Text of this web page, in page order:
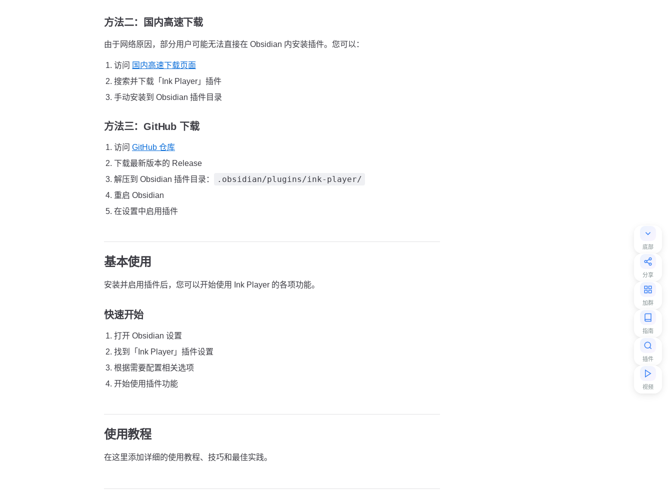
底部
分享
加群
指南
插件
视频
方法二：国内高速下载
由于网络原因，部分用户可能无法直接在 Obsidian 内安装插件。您可以：
访问 国内高速下载页面
搜索并下载「Ink Player」插件
手动安装到 Obsidian 插件目录
方法三：GitHub 下载
访问 GitHub 仓库
下载最新版本的 Release
解压到 Obsidian 插件目录：
.obsidian/plugins/ink-player/
重启 Obsidian
在设置中启用插件
基本使用
安装并启用插件后，您可以开始使用 Ink Player 的各项功能。
快速开始
打开 Obsidian 设置
找到「Ink Player」插件设置
根据需要配置相关选项
开始使用插件功能
使用教程
在这里添加详细的使用教程、技巧和最佳实践。